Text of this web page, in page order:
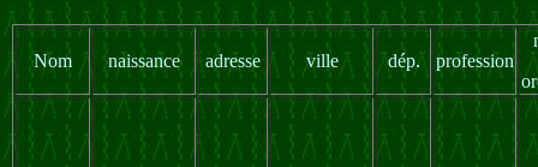
Nom naissance adresse ville dép. profession